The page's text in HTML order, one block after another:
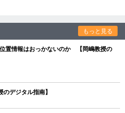
もっと見る
置情報はおっかないのか 【岡嶋教授の
デジタル指南】